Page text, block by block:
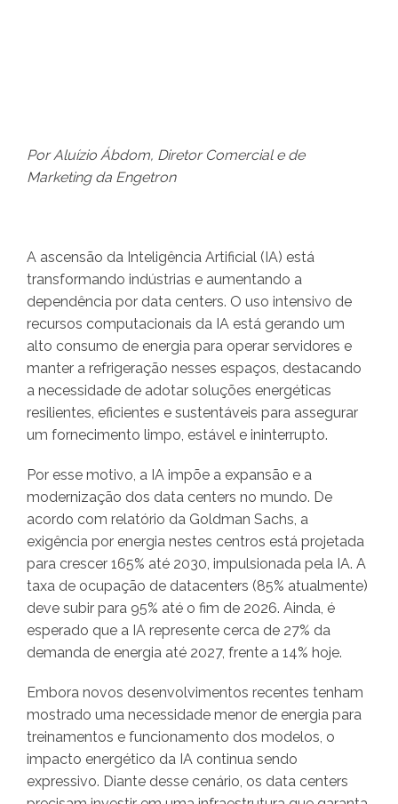
Por Aluízio Ábdom, Diretor Comercial e de
Marketing da Engetron
A ascensão da Inteligência Artificial (IA) está
transformando indústrias e aumentando a
dependência por data centers. O uso intensivo de
recursos computacionais da IA está gerando um
alto consumo de energia para operar servidores e
manter a refrigeração nesses espaços, destacando
a necessidade de adotar soluções energéticas
resilientes, eficientes e sustentáveis para assegurar
um fornecimento limpo, estável e ininterrupto.
Por esse motivo, a IA impõe a expansão e a
modernização dos data centers no mundo. De
acordo com relatório da Goldman Sachs, a
exigência por energia nestes centros está projetada
para crescer 165% até 2030, impulsionada pela IA. A
taxa de ocupação de datacenters (85% atualmente)
deve subir para 95% até o fim de 2026. Ainda, é
esperado que a IA represente cerca de 27% da
demanda de energia até 2027, frente a 14% hoje.
Embora novos desenvolvimentos recentes tenham
mostrado uma necessidade menor de energia para
treinamentos e funcionamento dos modelos, o
impacto energético da IA continua sendo
expressivo. Diante desse cenário, os data centers